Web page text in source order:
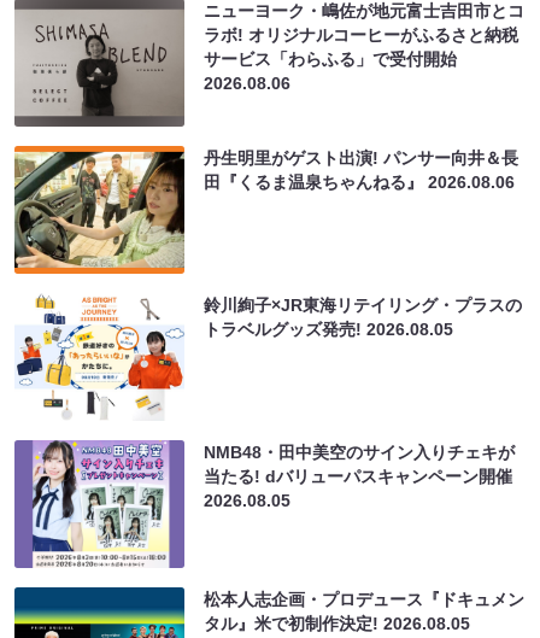
ニューヨーク・嶋佐が地元富士吉田市とコ
ラボ! オリジナルコーヒーがふるさと納税
サービス「わらふる」で受付開始
2026.08.06
丹生明里がゲスト出演! パンサー向井＆長
田『くるま温泉ちゃんねる』2026.08.06
鈴川絢子×JR東海リテイリング・プラスの
トラベルグッズ発売!2026.08.05
NMB48・田中美空のサイン入りチェキが
当たる! dバリューパスキャンペーン開催
2026.08.05
松本人志企画・プロデュース『ドキュメン
タル』米で初制作決定!2026.08.05